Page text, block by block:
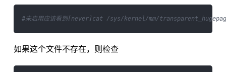
#未启用应该看到[never]cat /sys/kernel/mm/
如果这个文件不存在，则检查